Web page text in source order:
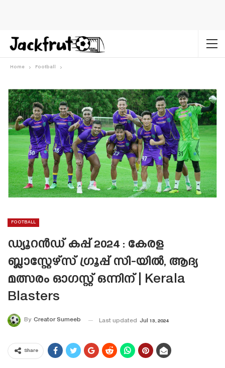
Home Football
FOOTBALL
ഡ്യൂറൻഡ് കപ്പ് 2024 : കേരള
ബ്ലാസ്റ്റേഴ്‌സ് ഗ്രൂപ്പ് സി-യിൽ, ആദ്യ
മത്സരം ഓഗസ്റ്റ് ഒന്നിന് | Kerala
Blasters
By Creator Sumeeb Last updated Jul 13, 2024
Share